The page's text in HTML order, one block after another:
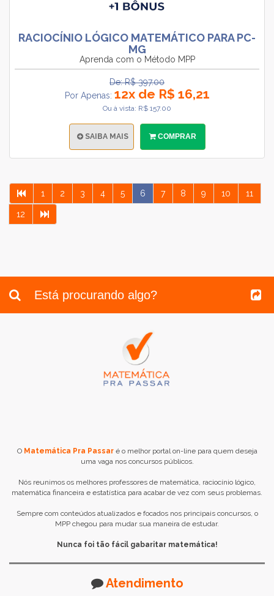
RACIOCÍNIO LÓGICO MATEMÁTICO PARA PC-
MG
Aprenda com o Método MPP
De: R$ 397.00
Por Apenas: 12x de R$ 16,21
Ou à vista: R$ 157.00
SAIBA MAIS COMPRAR
1 2 3 4 5 6 7 8 9 10 11
12
O Matemática Pra Passaré o melhor portal on-line para quem deseja
uma vaga nos concursos públicos.
Nós reunimos os melhores professores de matemática, raciocínio lógico,
matemática financeira e estatística para acabar de vez com seus problemas.
Sempre com conteúdos atualizados e focados nos principais concursos, o
MPP chegou para mudar sua maneira de estudar.
Nunca foi tão fácil gabaritar matemática!
Atendimento